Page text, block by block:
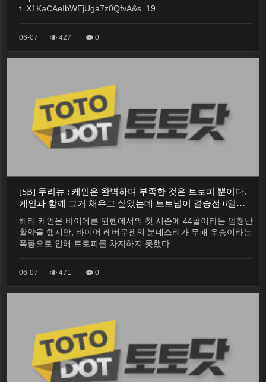
t=X1KaCAeIbWEjUga7z0QfvA&s=19 …
06-07 427 0
[SB] 무리뉴 : 케인은 완벽하며 부족한 것은 트로피 뿐이다.
케인과 함께 그거 채우고 싶었는데 토트넘이 결승전 6일
전에 나를 경질 했다
해리 케인은 바이에른 뮌헨에서의 첫 시즌에 44골이라는 엄청난
활약을 했지만, 바이어 레버쿠젠의 분데스리가 무패 우승이라는
폭풍으로 인해 트로피를 차지하지 못했다. …
06-07 471 0